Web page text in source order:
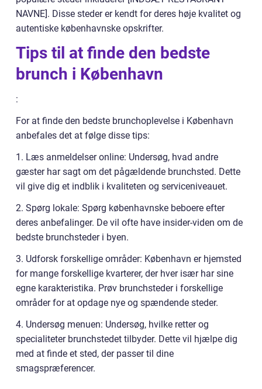
NAVNE]. Disse steder er kendt for deres høje kvalitet og
autentiske københavnske opskrifter.
Tips til at finde den bedste
brunch i København
:
For at finde den bedste brunchoplevelse i København
anbefales det at følge disse tips:
1. Læs anmeldelser online: Undersøg, hvad andre
gæster har sagt om det pågældende brunchsted. Dette
vil give dig et indblik i kvaliteten og serviceniveauet.
2. Spørg lokale: Spørg københavnske beboere efter
deres anbefalinger. De vil ofte have insider-viden om de
bedste brunchsteder i byen.
3. Udforsk forskellige områder: København er hjemsted
for mange forskellige kvarterer, der hver især har sine
egne karakteristika. Prøv brunchsteder i forskellige
områder for at opdage nye og spændende steder.
4. Undersøg menuen: Undersøg, hvilke retter og
specialiteter brunchstedet tilbyder. Dette vil hjælpe dig
med at finde et sted, der passer til dine
smagspræferencer.